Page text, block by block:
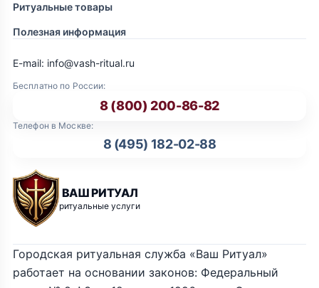
Ритуальные товары
Полезная информация
ВАШ РИТУАЛ
ритуальные услуги
Бесплатно по России:
8 (800) 200-86-82
Телефон в Москве:
8 (495) 182-02-88
E-mail: info@vash-ritual.ru
Городская ритуальная служба «Ваш Ритуал»
работает на основании законов: Федеральный